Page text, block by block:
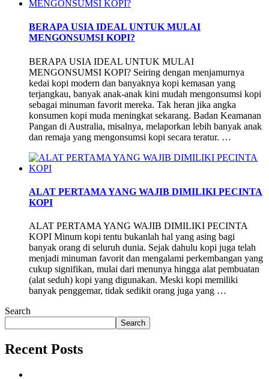
BERAPA USIA IDEAL UNTUK MULAI
MENGONSUMSI KOPI?
BERAPA USIA IDEAL UNTUK MULAI
MENGONSUMSI KOPI? Seiring dengan menjamurnya
kedai kopi modern dan banyaknya kopi kemasan yang
terjangkau, banyak anak-anak kini mudah mengonsumsi kopi
sebagai minuman favorit mereka. Tak heran jika angka
konsumen kopi muda meningkat sekarang. Badan Keamanan
Pangan di Australia, misalnya, melaporkan lebih banyak anak
dan remaja yang mengonsumsi kopi secara teratur. …
ALAT PERTAMA YANG WAJIB DIMILIKI PECINTA
KOPI
ALAT PERTAMA YANG WAJIB DIMILIKI PECINTA
KOPI Minum kopi tentu bukanlah hal yang asing bagi
banyak orang di seluruh dunia. Sejak dahulu kopi juga telah
menjadi minuman favorit dan mengalami perkembangan yang
cukup signifikan, mulai dari menunya hingga alat pembuatan
(alat seduh) kopi yang digunakan. Meski kopi memiliki
banyak penggemar, tidak sedikit orang juga yang …
Search
Search
Recent Posts